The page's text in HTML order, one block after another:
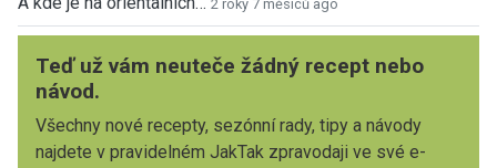
2 roky 7 měsíců ago
Teď už vám neuteče žádný recept nebo
návod.
Všechny nové recepty, sezónní rady, tipy a návody
najdete v pravidelném JakTak zpravodaji ve své e-